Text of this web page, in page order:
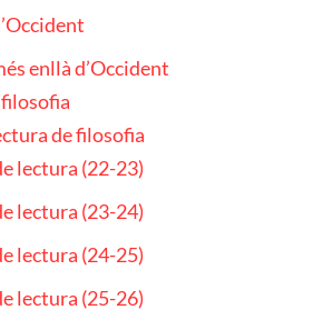
enllà d’Occident
de filosofia
lectura (22-23)
lectura (23-24)
lectura (24-25)
lectura (25-26)